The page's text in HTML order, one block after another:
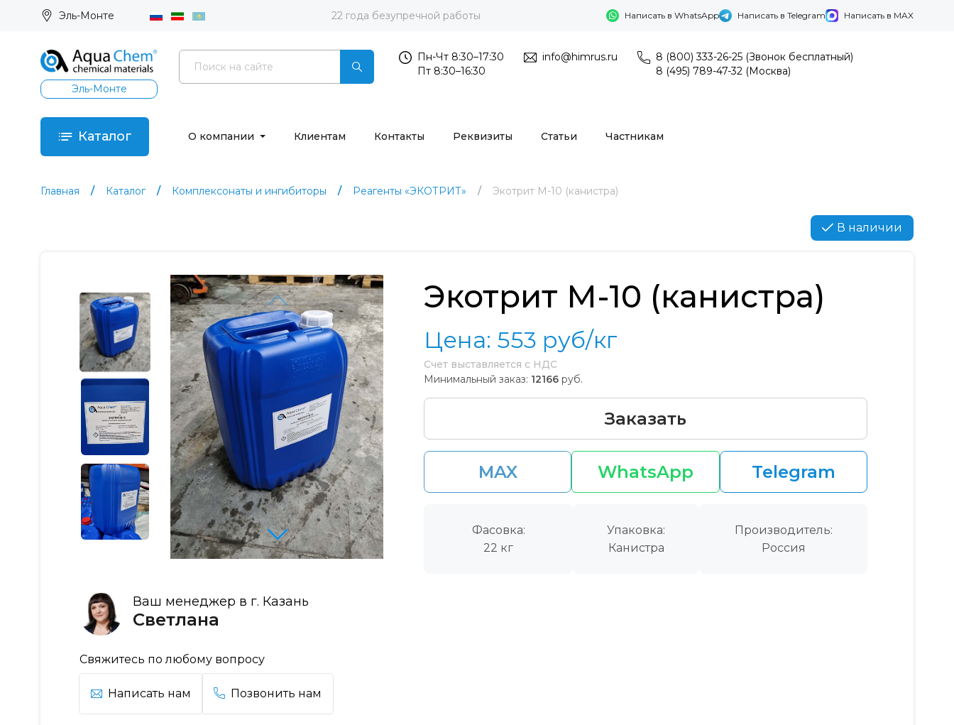
Эль-Монте 22 года безупречной работы Написать в WhatsApp Написать в Telegram Написать в MAX
Эль-Монте
Пн-Чт 8:30–17:30
Пт 8:30–16:30
info@himrus.ru
8 (800) 333-26-25 (Звонок бесплатный)
8 (495) 789-47-32 (Москва)
Каталог О компании Клиентам Контакты Реквизиты Статьи Частникам
Главная Каталог Комплексонаты и ингибиторы Реагенты «ЭКОТРИТ» Экотрит М-10 (канистра)
В наличии
Ваш менеджер в г. Казань
Светлана
Свяжитесь по любому вопросу
Написать нам Позвонить нам
Экотрит М-10 (канистра)
Цена: 553 руб/кг
Счет выставляется с НДС
Минимальный заказ: 12166 руб.
Заказать
MAX WhatsApp Telegram
Фасовка:
22 кг
Упаковка:
Канистра
Производитель:
Россия